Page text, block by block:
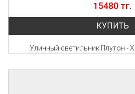
15480 тг.
КУПИТЬ
Уличный светильник Плутон -